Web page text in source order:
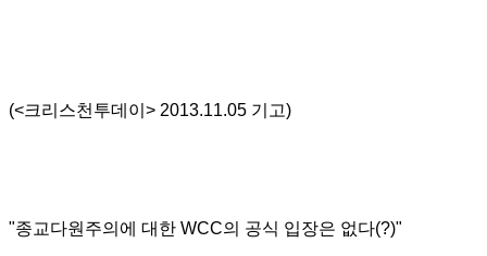
(<크리스천투데이> 2013.11.05 기고)
"종교다원주의에 대한 WCC의 공식 입장은 없다(?)"